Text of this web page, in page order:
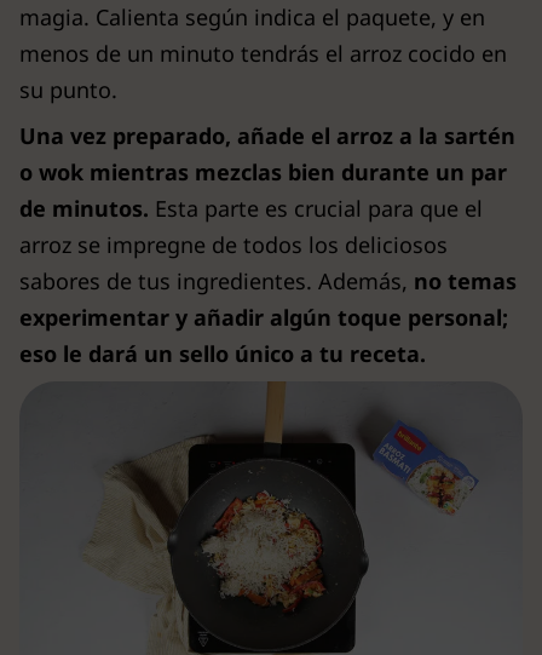
magia. Calienta según indica el paquete, y en
menos de un minuto tendrás el arroz cocido en
su punto.
Una vez preparado, añade el arroz a la sartén
o wok mientras mezclas bien durante un par
de minutos. Esta parte es crucial para que el
arroz se impregne de todos los deliciosos
sabores de tus ingredientes. Además, no temas
experimentar y añadir algún toque personal;
eso le dará un sello único a tu receta.